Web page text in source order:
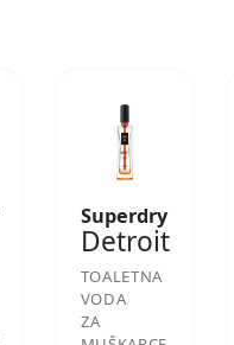
Superdry
Detroit
TOALETNA
VODA
ZA